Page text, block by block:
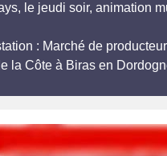
le jeudi soir, animation
: Marché de
la Côte à Biras en